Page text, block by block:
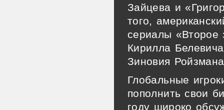
Зайцева и
того,
сериалы «Второе
Кирилла
Зиновия
Глобальные
пополнить свои
году широко